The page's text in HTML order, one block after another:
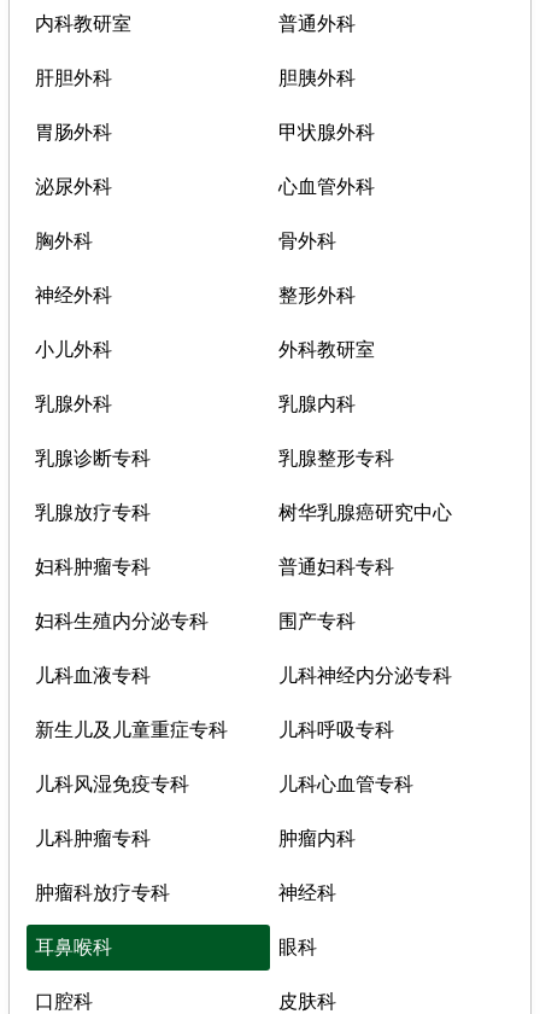
内科教研室 普通外科
肝胆外科 胆胰外科
胃肠外科 甲状腺外科
泌尿外科 心血管外科
胸外科 骨外科
神经外科 整形外科
小儿外科 外科教研室
乳腺外科 乳腺内科
乳腺诊断专科 乳腺整形专科
乳腺放疗专科 树华乳腺癌研究中心
妇科肿瘤专科 普通妇科专科
妇科生殖内分泌专科 围产专科
儿科血液专科 儿科神经内分泌专科
新生儿及儿童重症专科 儿科呼吸专科
儿科风湿免疫专科 儿科心血管专科
儿科肿瘤专科 肿瘤内科
肿瘤科放疗专科 神经科
耳鼻喉科 眼科
口腔科 皮肤科